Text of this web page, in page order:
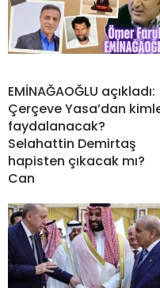
EMİNAĞAOĞLU açıkladı:
Çerçeve Yasa’dan
faydalanacak?
Selahattin Demirtaş
hapisten çıkacak mı?
Can